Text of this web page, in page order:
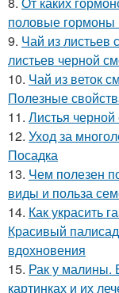
половые
9. Чай из
листьев черной
10. Чай из веток
Полезные
11. Листья
12. Уход за
Посадка
13. Чем полезен
виды и польза
14. Как украсить
Красивый
вдохновения
15. Рак у малины.
картинках и их